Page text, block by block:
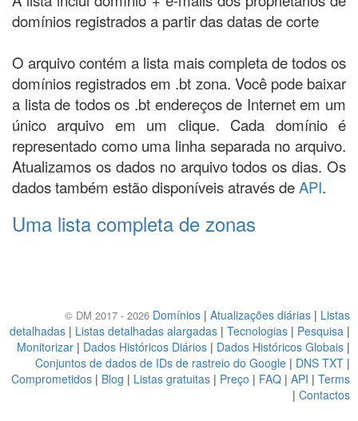
domínios registrados a partir das datas de corte
O arquivo contém a lista mais completa de todos os
domínios registrados em .bt zona. Você pode baixar
a lista de todos os .bt endereços de Internet em um
único arquivo em um clique. Cada domínio é
representado como uma linha separada no arquivo.
Atualizamos os dados no arquivo todos os dias. Os
dados também estão disponíveis através deAPI.
Uma lista completa de zonas
© DM 2017 - 2026 Domínios | Atualizações diárias | Listas
detalhadas | Listas detalhadas alargadas | Tecnologias | Pesquisa |
Monitorizar | Dados Históricos Diários | Dados Históricos Globais |
Conjuntos de dados de IDs de rastreio do Google | DNS TXT |
Comprometidos | Blog | Listas gratuitas | Preço | FAQ | API | Terms
| Contactos